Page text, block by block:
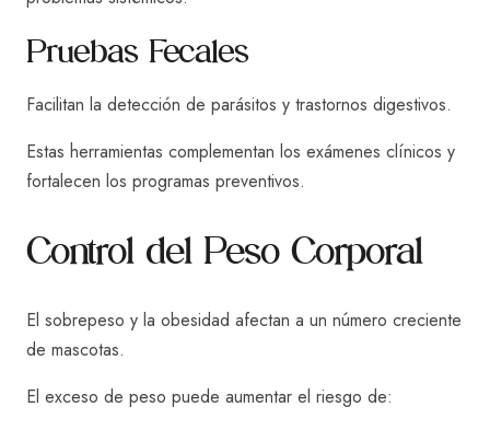
Pruebas Fecales
Facilitan la detección de parásitos y trastornos digestivos.
Estas herramientas complementan los exámenes clínicos y
fortalecen los programas preventivos.
Control del Peso Corporal
El sobrepeso y la obesidad afectan a un número creciente
de mascotas.
El exceso de peso puede aumentar el riesgo de: